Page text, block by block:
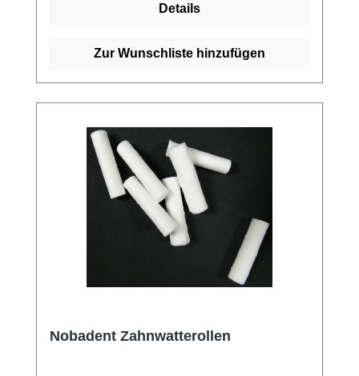
Perforation sorgt für schnelles und einfaches
Zungenläppchen sind für einmaligen
Praxis, um die Hygiene während der
Untersuchungen zu erhöhen und den
Patientenkomfort zu verbessern. Weitere
Informationen des Herstellers Kaufen Sie jetzt
Krepp-Zungenläppchen online bei uns und
profitieren Sie von unserem schnellen
Versand und unserem hervorragenden
Details
Zur Wunschliste hinzufügen
Nobadent Zahnwatterollen